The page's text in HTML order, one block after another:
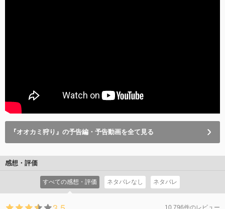
『オオカミ狩り』の予告編・予告動画を全て見る
感想・評価
すべての感想・評価 ネタバレなし ネタバレ
10,796件のレビュー